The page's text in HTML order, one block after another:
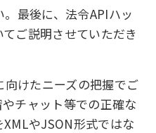
最後に、法令APIハッ
ご説明させていただき
けたニーズの把握でご
チャット等での正確な
やJSON形式ではな